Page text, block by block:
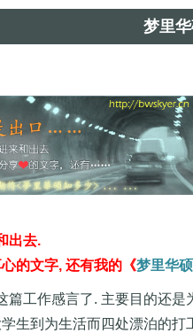
梦里
出去.
的文字, 还有我的《梦里华
篇工作感言了. 主要目的还
生到为生活而四处漂泊的